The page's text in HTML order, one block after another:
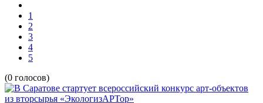
1
2
3
4
5
(0 голосов)